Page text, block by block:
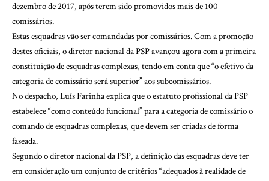
dezembro de 2017, após terem sido promovidos mais de 100
comissários.
Estas esquadras vão ser comandadas por comissários. Com a promoção
destes oficiais, o diretor nacional da PSP avançou agora com a primeira
constituição de esquadras complexas, tendo em conta que “o efetivo da
categoria de comissário será superior” aos subcomissários.
No despacho, Luís Farinha explica que o estatuto profissional da PSP
estabelece “como conteúdo funcional” para a categoria de comissário o
comando de esquadras complexas, que devem ser criadas de forma
faseada.
Segundo o diretor nacional da PSP, a definição das esquadras deve ter
em consideração um conjunto de critérios “adequados à realidade de